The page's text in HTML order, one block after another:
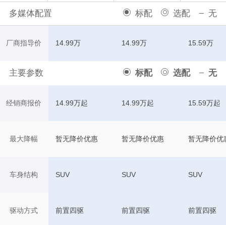
多媒体配置 标配 选配 无
厂商指导价
主要参数 标配 选配 无
经销商报价
最大降幅
车身结构
驱动方式
14.99万 14.99万 15.59万
14.99万起 14.99万起 15.59万起
暂无降价优惠 暂无降价优惠 暂无降价优
SUV SUV SUV
前置四驱 前置四驱 前置四驱